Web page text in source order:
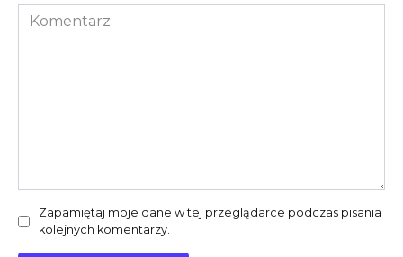
Komentarz
Zapamiętaj moje dane w tej przeglądarce podczas pisania
kolejnych komentarzy.